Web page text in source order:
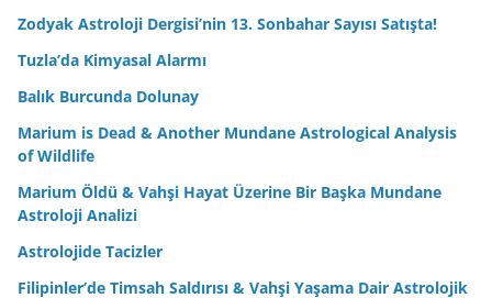
Zodyak Astroloji Dergisi’nin 13. Sonbahar Sayısı Satışta!
Tuzla’da Kimyasal Alarmı
Balık Burcunda Dolunay
Marium is Dead & Another Mundane Astrological Analysis
of Wildlife
Marium Öldü & Vahşi Hayat Üzerine Bir Başka Mundane
Astroloji Analizi
Astrolojide Tacizler
Filipinler’de Timsah Saldırısı & Vahşi Yaşama Dair Astrolojik